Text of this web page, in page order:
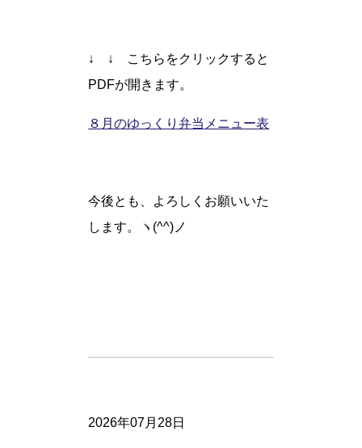
↓ ↓ こちらをクリックすると
PDFが開きます。
８月のゆっくり弁当メニュー表
今後とも、よろしくお願いいた
します。ヽ(^^)ノ
2026年07月28日